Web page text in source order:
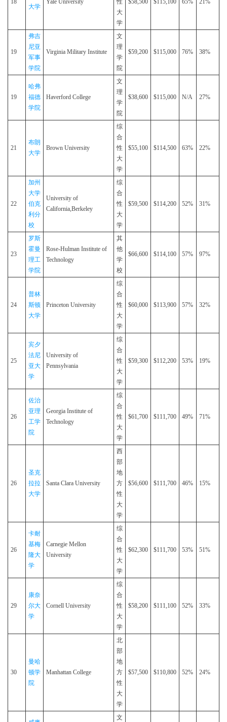
18
大学
Yale University
性
大
学
$58,500 $115,100 65% 21%
19
弗吉
尼亚
军事
学院
Virginia Military Institute
文
理
学
院
$59,200 $115,000 76% 38%
19
哈弗
福德
学院
Haverford College
文
理
学
院
$38,600 $115,000 N/A 27%
21
布朗
大学
Brown University
综
合
性
大
学
$55,100 $114,500 63% 22%
22
加州
大学
伯克
利分
校
University of
California,Berkeley
综
合
性
大
学
$59,500 $114,200 52% 31%
23
罗斯
霍曼
理工
学院
Rose-Hulman Institute of
Technology
其
他
学
校
$66,600 $114,100 57% 97%
24
普林
斯顿
大学
Princeton University
综
合
性
大
学
$60,000 $113,900 57% 32%
25
宾夕
法尼
亚大
学
University of
Pennsylvania
综
合
性
大
学
$59,300 $112,200 53% 19%
26
佐治
亚理
工学
院
Georgia Institute of
Technology
综
合
性
大
学
$61,700 $111,700 49% 71%
26
圣克
拉拉
大学
Santa Clara University
西
部
地
方
性
大
学
$56,600 $111,700 46% 15%
26
卡耐
基梅
隆大
学
Carnegie Mellon
University
综
合
性
大
学
$62,300 $111,700 53% 51%
29
康奈
尔大
学
Cornell University
综
合
性
大
学
$58,200 $111,100 52% 33%
30
曼哈
顿学
院
Manhattan College
北
部
地
方
性
大
学
$57,500 $110,800 52% 24%
文